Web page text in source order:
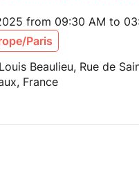
from 09:30 AM to
Paris
Beaulieu, Rue de
France